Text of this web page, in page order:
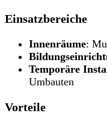
Einsatzbereiche
Innenräume:
Temporäre
Umbauten
Vorteile